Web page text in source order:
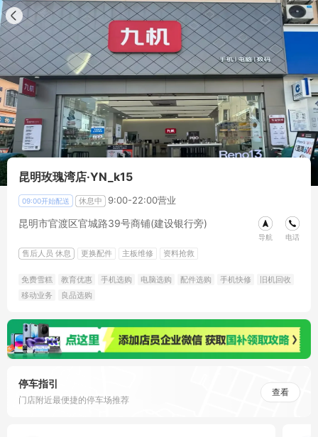
昆明玫瑰湾店·YN_k15
09:00开始配送 休息中 9:00-22:00营业
昆明市官渡区官城路39号商铺(建设银行旁)
导航 电话
售后人员 休息 更换配件 主板维修 资料抢救
免费雪糕 教育优惠 手机选购 电脑选购 配件选购 手机快修
旧机回收
移动业务
良品选购
停车指引
门店附近最便捷的停车场推荐
查看